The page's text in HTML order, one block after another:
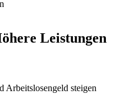
Leistungen
Arbeitslosengeld steigen